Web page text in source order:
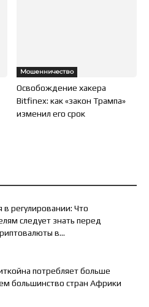
Мошенничество
Освобождение хакера
Bitfinex: как «закон Трампа»
изменил его срок
регулировании: Что
следует знать перед
в...
потребляет больше
большинство стран Африки